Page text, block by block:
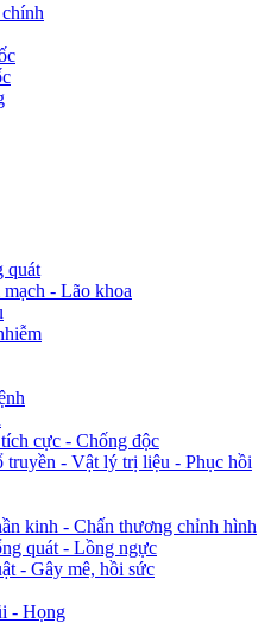
quát
- Lão khoa
cực - Chống độc
truyền - Vật lý trị liệu - Phục hồi
kinh - Chấn thương chỉnh hình
quát - Lồng ngực
- Gây mê, hồi sức
- Họng